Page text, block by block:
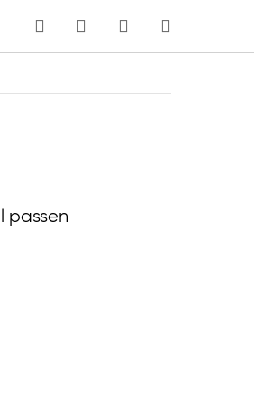
MEIN WARENKORB
Sprache
passen